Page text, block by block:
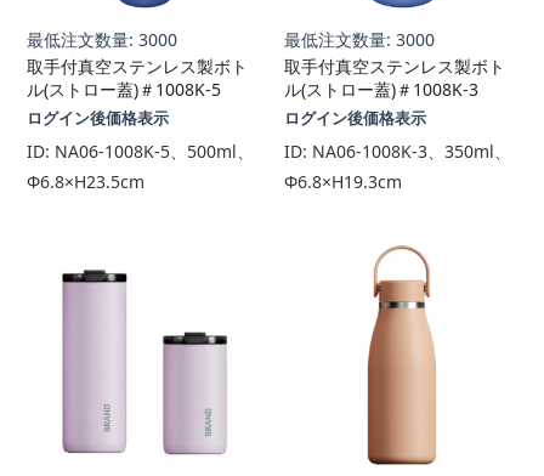
最低注文数量: 3000
取手付真空ステンレス製ボト
ル(ストロー蓋)＃1008K-5
ログイン後価格表示
ID: NA06-1008K-5、500ml、
Φ6.8×H23.5cm
最低注文数量: 3000
取手付真空ステンレス製ボト
ル(ストロー蓋)＃1008K-3
ログイン後価格表示
ID: NA06-1008K-3、350ml、
Φ6.8×H19.3cm